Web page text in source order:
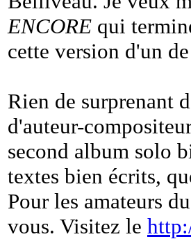
ENCORE qui
cette version d'un
Rien de surprenant
d'auteur-
second album solo
textes bien écrits,
Pour les amateurs
vous. Visitez le